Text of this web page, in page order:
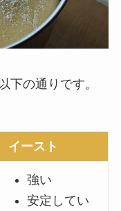
下の通りです。
イースト
強い
安定してい